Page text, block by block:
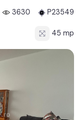
3630 P23549
45 mp